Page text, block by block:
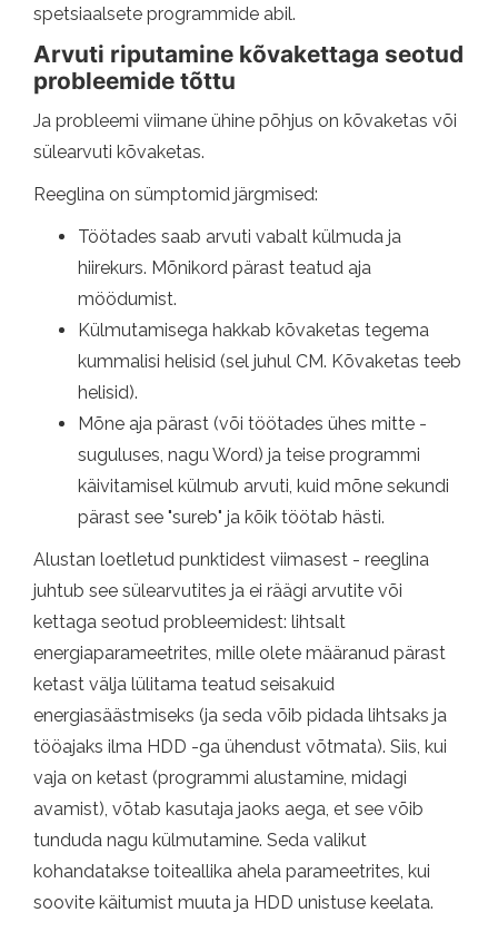
spetsiaalsete programmide abil.
Arvuti riputamine kõvakettaga seotud
probleemide tõttu
Ja probleemi viimane ühine põhjus on kõvaketas või
sülearvuti kõvaketas.
Reeglina on sümptomid järgmised:
Töötades saab arvuti vabalt külmuda ja
hiirekurs. Mõnikord pärast teatud aja
möödumist.
Külmutamisega hakkab kõvaketas tegema
kummalisi helisid (sel juhul CM. Kõvaketas teeb
helisid).
Mõne aja pärast (või töötades ühes mitte -
suguluses, nagu Word) ja teise programmi
käivitamisel külmub arvuti, kuid mõne sekundi
pärast see "sureb" ja kõik töötab hästi.
Alustan loetletud punktidest viimasest - reeglina
juhtub see sülearvutites ja ei räägi arvutite või
kettaga seotud probleemidest: lihtsalt
energiaparameetrites, mille olete määranud pärast
ketast välja lülitama teatud seisakuid
energiasäästmiseks (ja seda võib pidada lihtsaks ja
tööajaks ilma HDD -ga ühendust võtmata). Siis, kui
vaja on ketast (programmi alustamine, midagi
avamist), võtab kasutaja jaoks aega, et see võib
tunduda nagu külmutamine. Seda valikut
kohandatakse toiteallika ahela parameetrites, kui
soovite käitumist muuta ja HDD unistuse keelata.